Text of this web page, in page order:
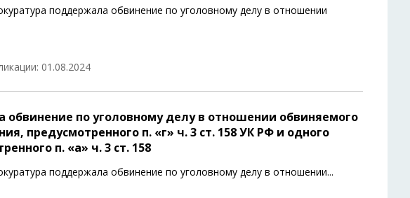
поддержала обвинение по уголовному делу в отношении
01.08.2024
обвинение по уголовному делу в отношении обвиняемого
предусмотренного п. «г» ч. 3 ст. 158 УК РФ и одного
п. «а» ч. 3 ст. 158
поддержала обвинение по уголовному делу в отношении...